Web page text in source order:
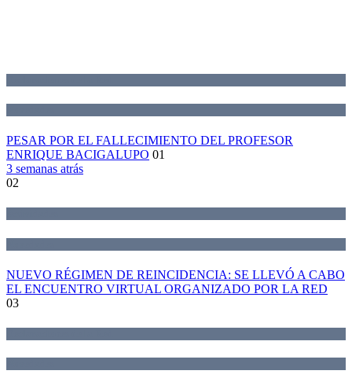
PESAR POR EL FALLECIMIENTO DEL PROFESOR
ENRIQUE BACIGALUPO 01
3 semanas atrás
02
NUEVO RÉGIMEN DE REINCIDENCIA: SE LLEVÓ A CABO
EL ENCUENTRO VIRTUAL ORGANIZADO POR LA RED
03